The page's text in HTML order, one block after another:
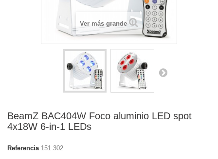
Ver más grande
BeamZ BAC404W Foco aluminio LED spot
4x18W 6-in-1 LEDs
Referencia 151.302